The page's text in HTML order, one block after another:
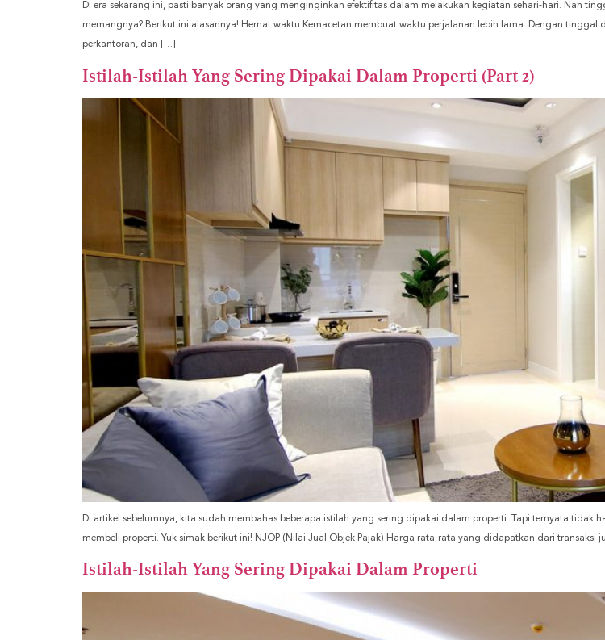
Di era sekarang ini, pasti banyak orang yang menginginkan efektifitas dalam melakukan kegiatan sehari-hari. Nah
memangnya? Berikut ini alasannya! Hemat waktu Kemacetan membuat waktu perjalanan lebih lama. Dengan
perkantoran, dan […]
Istilah-Istilah Yang Sering Dipakai Dalam Properti (Part 2)
Di artikel sebelumnya, kita sudah membahas beberapa istilah yang sering dipakai dalam properti. Tapi ternyata
membeli properti. Yuk simak berikut ini! NJOP (Nilai Jual Objek Pajak) Harga rata-rata yang didapatkan dari transaksi
Istilah-Istilah Yang Sering Dipakai Dalam Properti